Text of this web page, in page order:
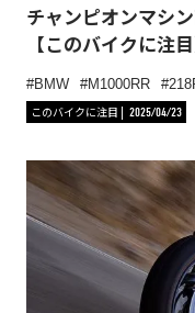
チャンピオンマシ
【このバイクに注目
BMW M1000RR
このバイクに注目
2025/04/23